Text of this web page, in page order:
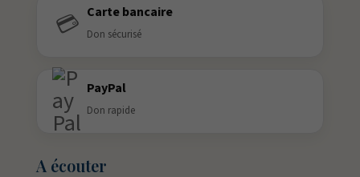
💳 Carte bancaire
Don sécurisé
PayPal
Don rapide
A écouter